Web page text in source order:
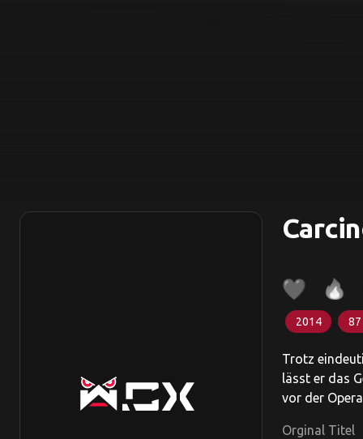
2014 87
Trotz
lässt er das
vor der
Orginal Titel